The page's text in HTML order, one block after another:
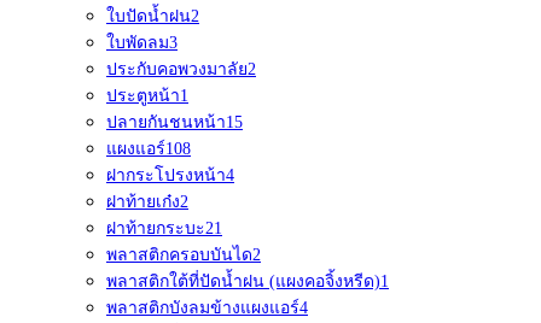
ใบปัดน้ำฝน2
ใบพัดลม3
ประกับคอพวงมาลัย2
ประตูหน้า1
ปลายกันชนหน้า15
แผงแอร์108
ฝากระโปรงหน้า4
ฝาท้ายเก๋ง2
ฝาท้ายกระบะ21
พลาสติกครอบบันได2
พลาสติกใต้ที่ปัดน้ำฝน (แผงคอจิ้งหรีด)1
พลาสติกบังลมข้างแผงแอร์4